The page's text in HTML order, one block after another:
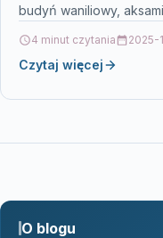
budyń waniliowy,
4 minut czytania 2025-
Czytaj więcej
O blogu